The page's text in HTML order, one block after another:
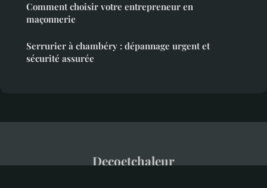
Comment choisir votre entrepreneur en
maçonnerie
Serrurier à chambéry : dépannage urgent et
sécurité assurée
Decoetchaleur